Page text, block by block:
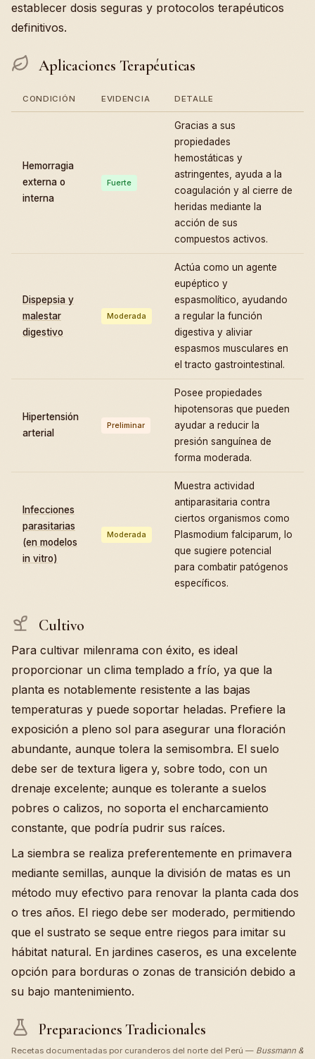
establecer dosis seguras y protocolos terapéuticos
definitivos.
Aplicaciones Terapéuticas
CONDICIÓN EVIDENCIA DETALLE
Hemorragia
externa o
interna
Fuerte
Gracias a sus
propiedades
hemostáticas y
astringentes, ayuda a la
coagulación y al cierre de
heridas mediante la
acción de sus
compuestos activos.
Dispepsia y
malestar
digestivo
Moderada
Actúa como un agente
eupéptico y
espasmolítico, ayudando
a regular la función
digestiva y aliviar
espasmos musculares en
el tracto gastrointestinal.
Hipertensión
arterial
Preliminar
Posee propiedades
hipotensoras que pueden
ayudar a reducir la
presión sanguínea de
forma moderada.
Infecciones
parasitarias
(en modelos
in vitro)
Moderada
Muestra actividad
antiparasitaria contra
ciertos organismos como
Plasmodium falciparum, lo
que sugiere potencial
para combatir patógenos
específicos.
Cultivo
Para cultivar milenrama con éxito, es ideal
proporcionar un clima templado a frío, ya que la
planta es notablemente resistente a las bajas
temperaturas y puede soportar heladas. Prefiere la
exposición a pleno sol para asegurar una floración
abundante, aunque tolera la semisombra. El suelo
debe ser de textura ligera y, sobre todo, con un
drenaje excelente; aunque es tolerante a suelos
pobres o calizos, no soporta el encharcamiento
constante, que podría pudrir sus raíces.
La siembra se realiza preferentemente en primavera
mediante semillas, aunque la división de matas es un
método muy efectivo para renovar la planta cada dos
o tres años. El riego debe ser moderado, permitiendo
que el sustrato se seque entre riegos para imitar su
hábitat natural. En jardines caseros, es una excelente
opción para borduras o zonas de transición debido a
su bajo mantenimiento.
Preparaciones Tradicionales
Recetas documentadas por curanderos del norte del Perú — Bussmann &